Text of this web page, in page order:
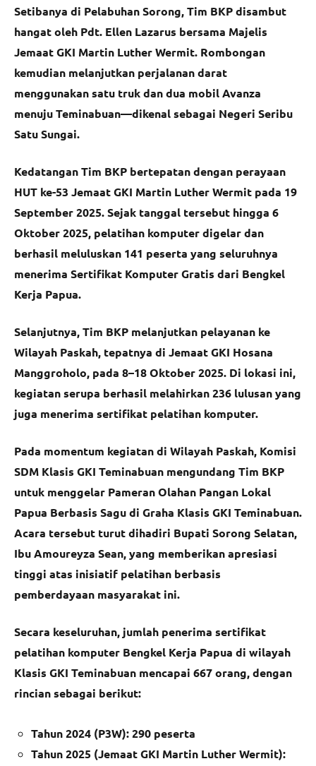
Setibanya di Pelabuhan Sorong, Tim BKP disambut
hangat oleh Pdt. Ellen Lazarus bersama Majelis
Jemaat GKI Martin Luther Wermit. Rombongan
kemudian melanjutkan perjalanan darat
menggunakan satu truk dan dua mobil Avanza
menuju Teminabuan—dikenal sebagai Negeri Seribu
Satu Sungai.
Kedatangan Tim BKP bertepatan dengan perayaan
HUT ke-53 Jemaat GKI Martin Luther Wermit pada 19
September 2025. Sejak tanggal tersebut hingga 6
Oktober 2025, pelatihan komputer digelar dan
berhasil meluluskan 141 peserta yang seluruhnya
menerima Sertifikat Komputer Gratis dari Bengkel
Kerja Papua.
Selanjutnya, Tim BKP melanjutkan pelayanan ke
Wilayah Paskah, tepatnya di Jemaat GKI Hosana
Manggroholo, pada 8–18 Oktober 2025. Di lokasi ini,
kegiatan serupa berhasil melahirkan 236 lulusan yang
juga menerima sertifikat pelatihan komputer.
Pada momentum kegiatan di Wilayah Paskah, Komisi
SDM Klasis GKI Teminabuan mengundang Tim BKP
untuk menggelar Pameran Olahan Pangan Lokal
Papua Berbasis Sagu di Graha Klasis GKI Teminabuan.
Acara tersebut turut dihadiri Bupati Sorong Selatan,
Ibu Amoureyza Sean, yang memberikan apresiasi
tinggi atas inisiatif pelatihan berbasis
pemberdayaan masyarakat ini.
Secara keseluruhan, jumlah penerima sertifikat
pelatihan komputer Bengkel Kerja Papua di wilayah
Klasis GKI Teminabuan mencapai 667 orang, dengan
rincian sebagai berikut:
Tahun 2024 (P3W): 290 peserta
Tahun 2025 (Jemaat GKI Martin Luther Wermit):